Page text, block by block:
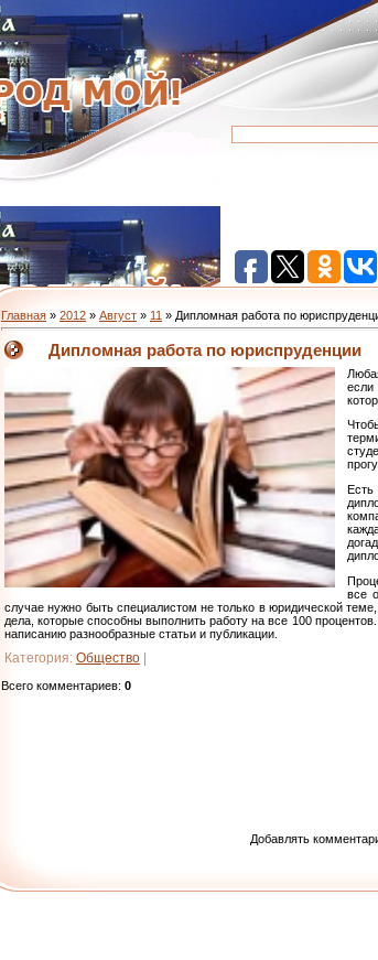
Главная » 2012 » Август » 11 » Дипломная работа по
Дипломная работа по юриспруденции
если
Есть
все
случае нужно быть специалистом не только в юридической
дела, которые способны выполнить работу на все 100
написанию разнообразные статьи и публикации.
Категория: Общество |
Всего комментариев: 0
Добавлять